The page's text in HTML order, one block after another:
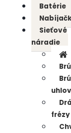
Batérie
Sieťové
náradie
frézy